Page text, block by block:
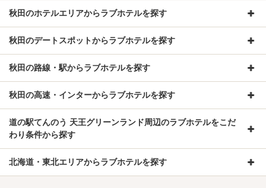
秋田のホテルエリアからラブホテルを探す
秋田のデートスポットからラブホテルを探す
秋田の路線・駅からラブホテルを探す
秋田の高速・インターからラブホテルを探す
道の駅てんのう 天王グリーンランド周辺のラブホテルをこだ
わり条件から探す
北海道・東北エリアからラブホテルを探す